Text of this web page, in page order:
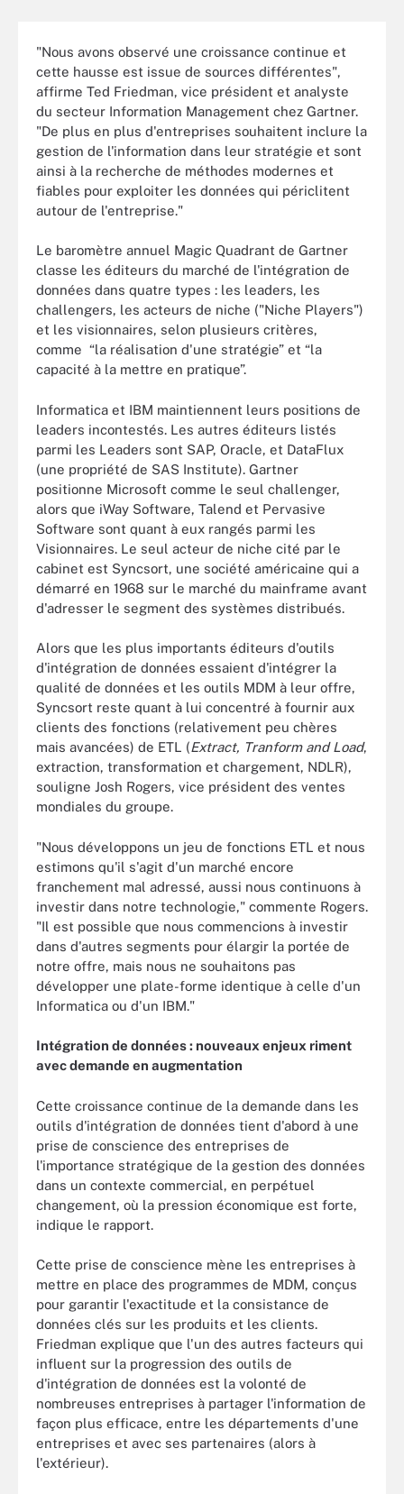
"Nous avons observé une croissance continue et
cette hausse est issue de sources différentes",
affirme Ted Friedman, vice président et analyste
du secteur Information Management chez Gartner.
"De plus en plus d'entreprises souhaitent inclure la
gestion de l'information dans leur stratégie et sont
ainsi à la recherche de méthodes modernes et
fiables pour exploiter les données qui périclitent
autour de l'entreprise."
Le baromètre annuel Magic Quadrant de Gartner
classe les éditeurs du marché de l'intégration de
données dans quatre types : les leaders, les
challengers, les acteurs de niche ("Niche Players")
et les visionnaires, selon plusieurs critères,
comme “la réalisation d'une stratégie” et “la
capacité à la mettre en pratique”.
Informatica et IBM maintiennent leurs positions de
leaders incontestés. Les autres éditeurs listés
parmi les Leaders sont SAP, Oracle, et DataFlux
(une propriété de SAS Institute). Gartner
positionne Microsoft comme le seul challenger,
alors que iWay Software, Talend et Pervasive
Software sont quant à eux rangés parmi les
Visionnaires. Le seul acteur de niche cité par le
cabinet est Syncsort, une société américaine qui a
démarré en 1968 sur le marché du mainframe avant
d'adresser le segment des systèmes distribués.
Alors que les plus importants éditeurs d'outils
d'intégration de données essaient d'intégrer la
qualité de données et les outils MDM à leur offre,
Syncsort reste quant à lui concentré à fournir aux
clients des fonctions (relativement peu chères
mais avancées) de ETL (Extract, Tranform and Load,
extraction, transformation et chargement, NDLR),
souligne Josh Rogers, vice président des ventes
mondiales du groupe.
"Nous développons un jeu de fonctions ETL et nous
estimons qu'il s'agit d'un marché encore
franchement mal adressé, aussi nous continuons à
investir dans notre technologie," commente Rogers.
"Il est possible que nous commencions à investir
dans d'autres segments pour élargir la portée de
notre offre, mais nous ne souhaitons pas
développer une plate-forme identique à celle d'un
Informatica ou d'un IBM."
Intégration de données : nouveaux enjeux riment
avec demande en augmentation
Cette croissance continue de la demande dans les
outils d'intégration de données tient d'abord à une
prise de conscience des entreprises de
l'importance stratégique de la gestion des données
dans un contexte commercial, en perpétuel
changement, où la pression économique est forte,
indique le rapport.
Cette prise de conscience mène les entreprises à
mettre en place des programmes de MDM, conçus
pour garantir l'exactitude et la consistance de
données clés sur les produits et les clients.
Friedman explique que l'un des autres facteurs qui
influent sur la progression des outils de
d'intégration de données est la volonté de
nombreuses entreprises à partager l'information de
façon plus efficace, entre les départements d'une
entreprises et avec ses partenaires (alors à
l'extérieur).